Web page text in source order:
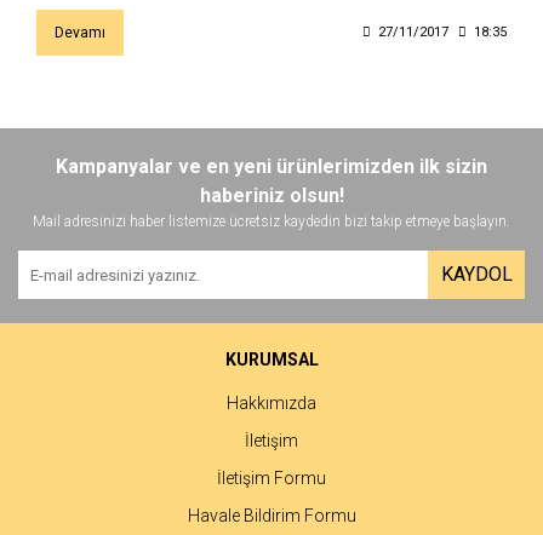
Devamı 27/11/2017 18:35
Kampanyalar ve en yeni ürünlerimizden ilk sizin
haberiniz olsun!
Mail adresinizi haber listemize ücretsiz kaydedin bizi takip etmeye başlayın.
KAYDOL
KURUMSAL
Hakkımızda
İletişim
İletişim Formu
Havale Bildirim Formu